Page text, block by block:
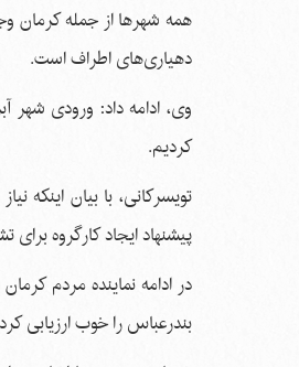
همه شهرها از جمله کرمان
دهیاری‌های اطراف است.
وی، ادامه داد: ورودی
کردیم.
تویسرکانی، با بیان اینکه
پیشنهاد ایجاد کارگروه
در ادامه نماینده مردم
بندرعباس را خوب ارزیابی